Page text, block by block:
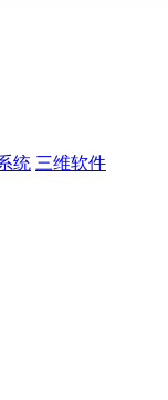
统 三维软件